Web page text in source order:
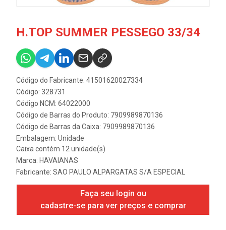
H.TOP SUMMER PESSEGO 33/34
Código do Fabricante: 41501620027334
Código: 328731
Código NCM: 64022000
Código de Barras do Produto: 7909989870136
Código de Barras da Caixa: 7909989870136
Embalagem: Unidade
Caixa contém 12 unidade(s)
Marca: HAVAIANAS
Fabricante: SAO PAULO ALPARGATAS S/A ESPECIAL
Faça seu login ou
cadastre-se para ver preços e comprar